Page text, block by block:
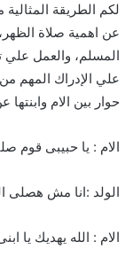
لكم الطريقة
عن اهمية صلاة
المسلم، والعمل
علي الإدراك المهم
حوار بين الام
الام : يا حبيبى قوم
الولد :انا مش هصلى
الام : الله يهديك يا